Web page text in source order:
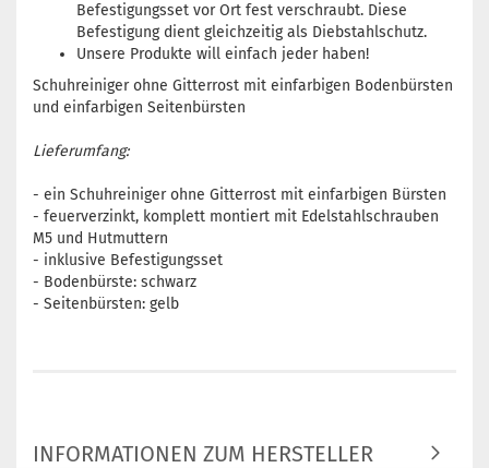
Befestigungsset vor Ort fest verschraubt. Diese
Befestigung dient gleichzeitig als Diebstahlschutz.
Unsere Produkte will einfach jeder haben!
Schuhreiniger ohne Gitterrost mit einfarbigen Bodenbürsten
und einfarbigen Seitenbürsten
Lieferumfang:
- ein Schuhreiniger ohne Gitterrost mit einfarbigen Bürsten
- feuerverzinkt, komplett montiert mit Edelstahlschrauben
M5 und Hutmuttern
- inklusive Befestigungsset
- Bodenbürste: schwarz
- Seitenbürsten: gelb
INFORMATIONEN ZUM HERSTELLER